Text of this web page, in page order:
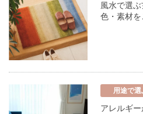
風水で選
色・素材を
用途で選
アレルギ